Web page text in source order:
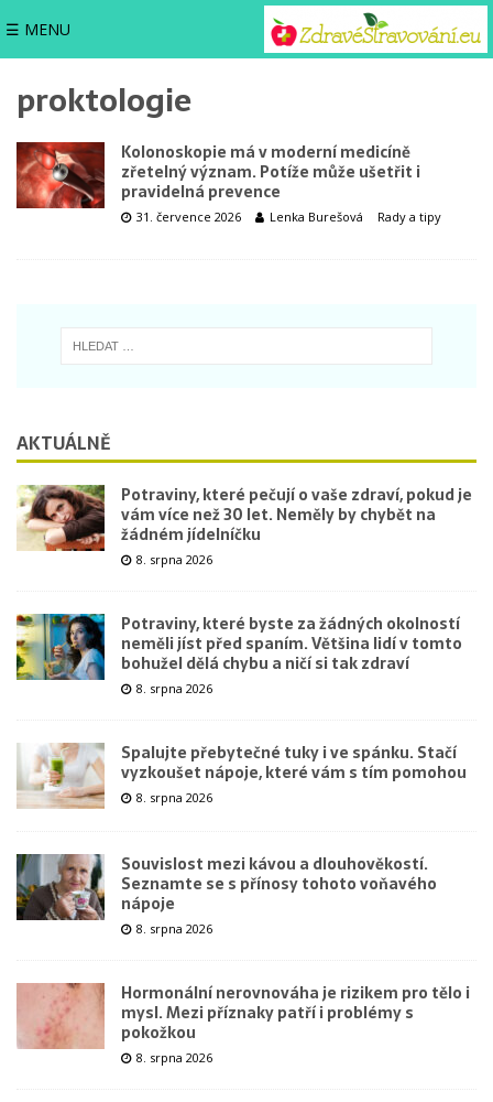
☰ MENU
proktologie
Kolonoskopie má v moderní medicíně
zřetelný význam. Potíže může ušetřit i
pravidelná prevence
31. července 2026 Lenka Burešová Rady a tipy
AKTUÁLNĚ
Potraviny, které pečují o vaše zdraví, pokud je
vám více než 30 let. Neměly by chybět na
žádném jídelníčku
8. srpna 2026
Potraviny, které byste za žádných okolností
neměli jíst před spaním. Většina lidí v tomto
bohužel dělá chybu a ničí si tak zdraví
8. srpna 2026
Spalujte přebytečné tuky i ve spánku. Stačí
vyzkoušet nápoje, které vám s tím pomohou
8. srpna 2026
Souvislost mezi kávou a dlouhověkostí.
Seznamte se s přínosy tohoto voňavého
nápoje
8. srpna 2026
Hormonální nerovnováha je rizikem pro tělo i
mysl. Mezi příznaky patří i problémy s
pokožkou
8. srpna 2026